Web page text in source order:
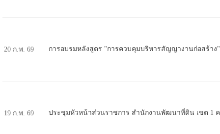
20 ก.พ. 69 การอบรมหลังสูตร "การควบคุมบริหารสัญญางานก่อสร้าง
19 ก.พ. 69 ประชุมหัวหน้าส่วนราชการ สำนักงานพัฒนาที่ดิน เขต 1 ค